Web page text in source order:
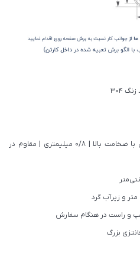
304
استیل با ضخامت بالا | 0/8 میلیمتری | مقاوم در
و راست در هنگام سفارش
بزرگ